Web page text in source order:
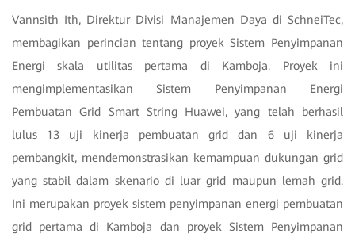
Vannsith Ith, Direktur Divisi Manajemen Daya di SchneiTec,
membagikan perincian tentang proyek Sistem Penyimpanan
Energi skala utilitas pertama di Kamboja. Proyek ini
mengimplementasikan Sistem Penyimpanan Energi
Pembuatan Grid Smart String Huawei, yang telah berhasil
lulus 13 uji kinerja pembuatan grid dan 6 uji kinerja
pembangkit, mendemonstrasikan kemampuan dukungan grid
yang stabil dalam skenario di luar grid maupun lemah grid.
Ini merupakan proyek sistem penyimpanan energi pembuatan
grid pertama di Kamboja dan proyek Sistem Penyimpanan